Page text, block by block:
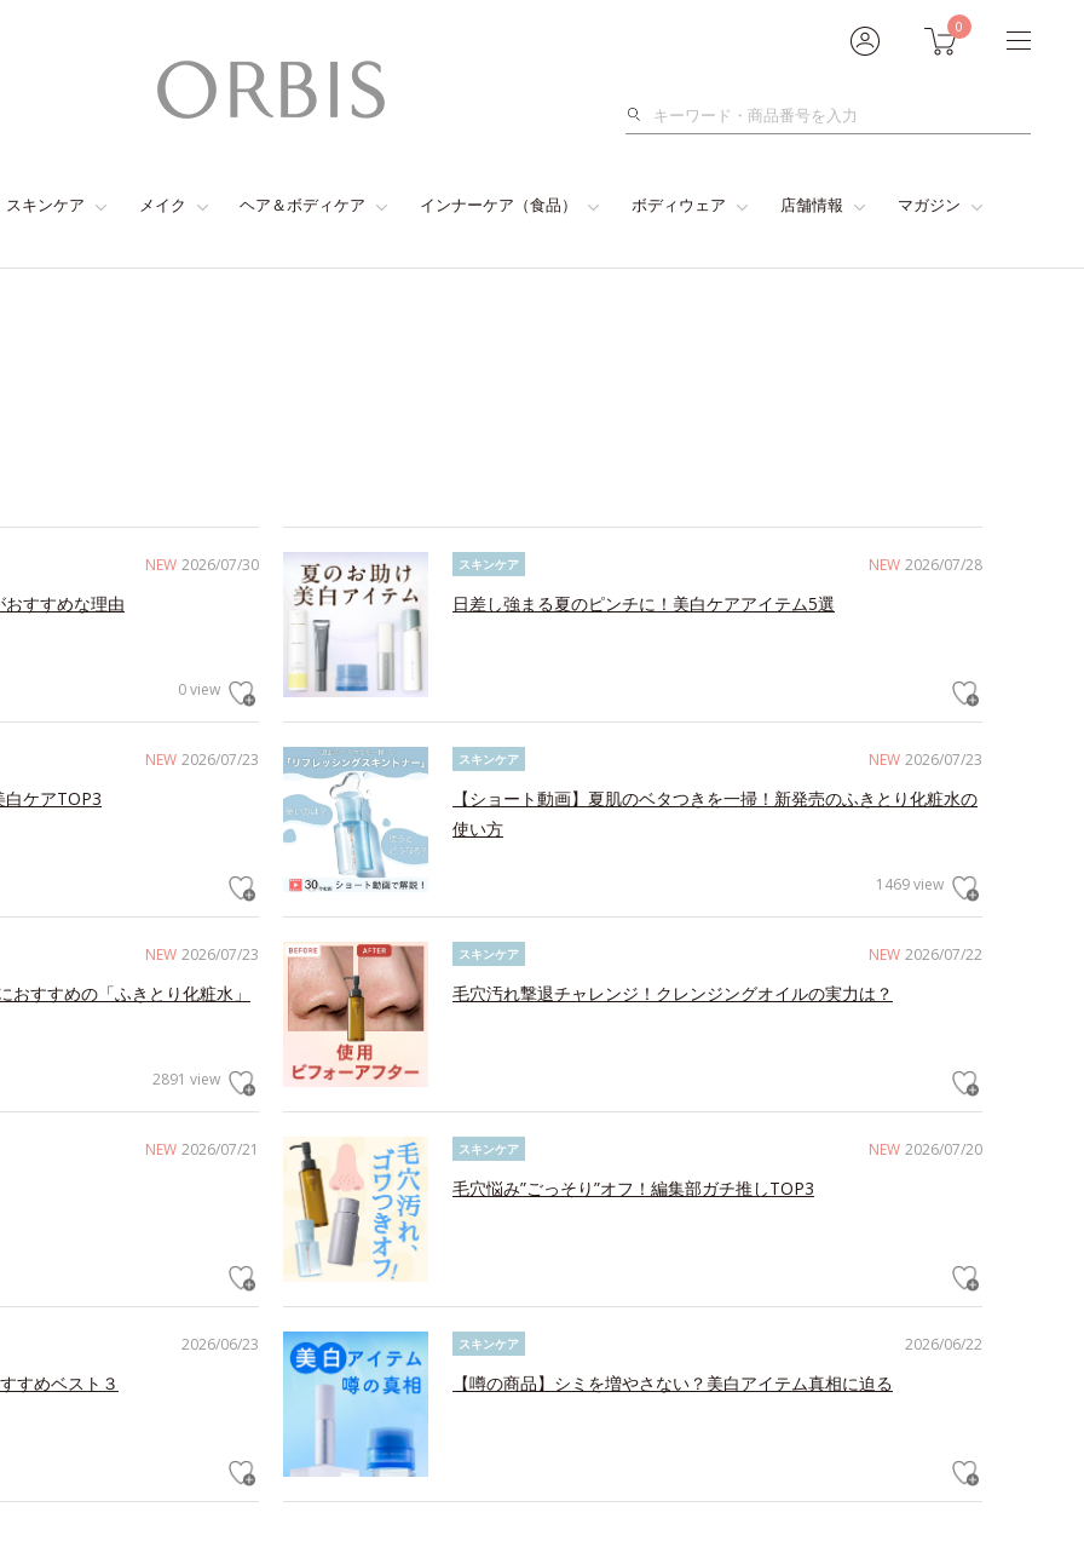
0
検
スキンケア メイク ヘア＆ボディケア インナーケア（食品） ボディウェア 店舗情報 マガジン
NEW 2026/07/30
すすめな理由
0 view
NEW 2026/07/28
スキンケア
日差し強まる夏のピンチに！美白ケアアイテム5選
NEW 2026/07/23
ケアTOP3
NEW 2026/07/23
スキンケア
【ショート動画】夏肌のベタつきを一掃！新発売のふきとり化粧水の
使い方
1469 view
NEW 2026/07/23
すすめの「ふきとり化粧水」
2891 view
NEW 2026/07/22
スキンケア
毛穴汚れ撃退チャレンジ！クレンジングオイルの実力は？
NEW 2026/07/21 NEW 2026/07/20
スキンケア
毛穴悩み”ごっそり”オフ！編集部ガチ推しTOP3
2026/06/23
すめベスト３
2026/06/22
スキンケア
【噂の商品】シミを増やさない？美白アイテム真相に迫る